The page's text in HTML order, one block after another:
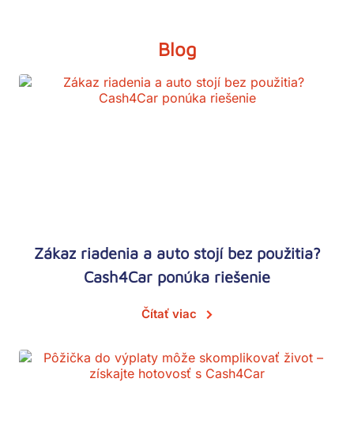
Blog
Zákaz riadenia a auto stojí bez použitia?
Cash4Car ponúka riešenie
Čítať viac